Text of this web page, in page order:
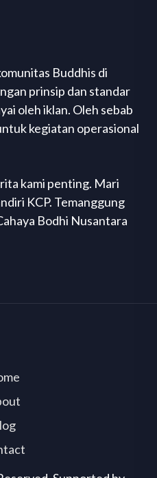
Buddhis di
prinsip dan standar
oleh iklan. Oleh sebab
kegiatan operasional
kami penting. Mari
KCP. Temanggung
Bodhi Nusantara